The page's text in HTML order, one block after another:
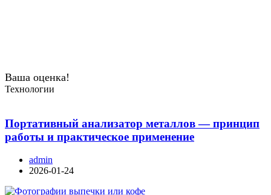
Ваша оценка!
Технологии
Портативный анализатор металлов — принцип
работы и практическое применение
admin
2026-01-24